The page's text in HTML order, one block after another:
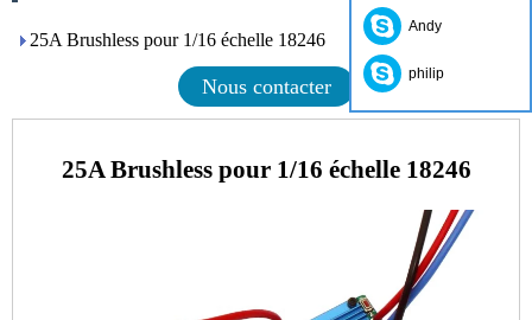
25A Brushless pour 1/16 échelle 18246
Nous contacter
25A Brushless pour 1/16 échelle 18246
Andy
philip